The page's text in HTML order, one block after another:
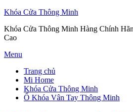
Khóa Cửa Thông Minh
Khóa Cửa Thông Minh Hàng Chính
Cao
Skip
content
Menu
Trang chủ
Mi Home
Khóa Cửa Thông Minh
Ổ Khóa Vân Tay Thông Minh